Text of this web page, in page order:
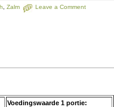
Zalm Leave a Comment
Voedingswaarde 1 portie: